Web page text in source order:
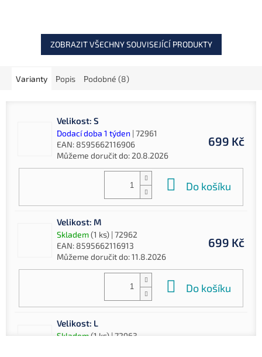
všechny...
ZOBRAZIT VŠECHNY SOUVISEJÍCÍ PRODUKTY
Varianty Popis Podobné (8)
Velikost: S
Dodací doba 1 týden | 72961
EAN: 8595662116906
Můžeme doručit do: 20.8.2026
699 Kč
Do košíku
Velikost: M
Skladem(1 ks) | 72962
EAN: 8595662116913
Můžeme doručit do:11.8.2026
699 Kč
Do košíku
Velikost: L
Skladem(1 ks) | 72963